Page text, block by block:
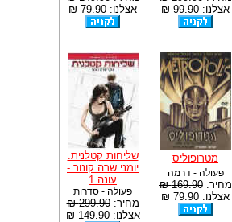
אצלנו: 99.90 ₪
אצלנו: 79.90 ₪
מטרופוליס
פעולה - דרמה
מחיר:169.90 ₪
אצלנו: 79.90 ₪
שליחות קטלנית:
יומני שרה קונור -
עונה 1
פעולה - סדרות
מחיר:299.90 ₪
אצלנו: 149.90 ₪